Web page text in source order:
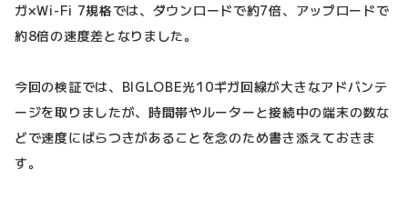
ガ×Wi-Fi 7規格では、ダウンロードで約7倍、アップロードで
約8倍の速度差となりました。
今回の検証では、BIGLOBE光10ギガ回線が大きなアドバンテ
ージを取りましたが、時間帯やルーターと接続中の端末の数な
どで速度にばらつきがあることを念のため書き添えておきま
す。